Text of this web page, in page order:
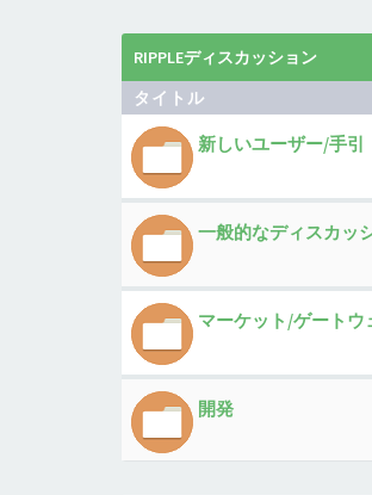
RIPPLEディスカッション
タイトル
新しいユーザー/手引
一般的なディスカッ
マーケット/ゲートウ
開発